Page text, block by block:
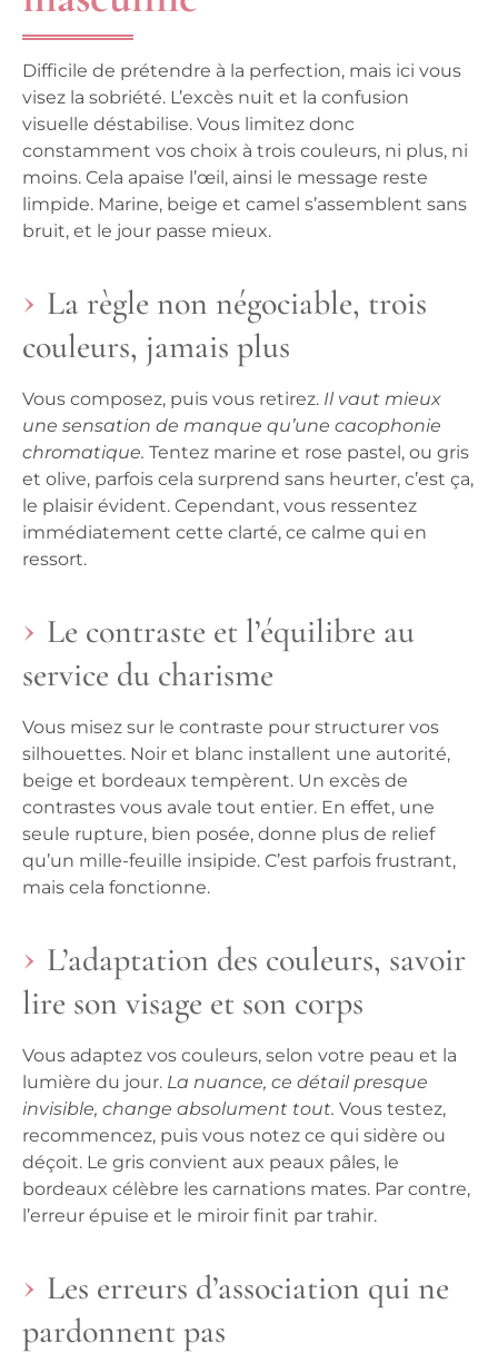
Difficile de prétendre à la perfection, mais ici vous
visez la sobriété. L’excès nuit et la confusion
visuelle déstabilise. Vous limitez donc
constamment vos choix à trois couleurs, ni plus, ni
moins. Cela apaise l’œil, ainsi le message reste
limpide. Marine, beige et camel s’assemblent sans
bruit, et le jour passe mieux.
La règle non négociable, trois
couleurs, jamais plus
Vous composez, puis vous retirez. Il vaut mieux
une sensation de manque qu’une cacophonie
chromatique. Tentez marine et rose pastel, ou gris
et olive, parfois cela surprend sans heurter, c’est ça,
le plaisir évident. Cependant, vous ressentez
immédiatement cette clarté, ce calme qui en
ressort.
Le contraste et l’équilibre au
service du charisme
Vous misez sur le contraste pour structurer vos
silhouettes. Noir et blanc installent une autorité,
beige et bordeaux tempèrent. Un excès de
contrastes vous avale tout entier. En effet, une
seule rupture, bien posée, donne plus de relief
qu’un mille-feuille insipide. C’est parfois frustrant,
mais cela fonctionne.
L’adaptation des couleurs, savoir
lire son visage et son corps
Vous adaptez vos couleurs, selon votre peau et la
lumière du jour. La nuance, ce détail presque
invisible, change absolument tout. Vous testez,
recommencez, puis vous notez ce qui sidère ou
déçoit. Le gris convient aux peaux pâles, le
bordeaux célèbre les carnations mates. Par contre,
l’erreur épuise et le miroir finit par trahir.
Les erreurs d’association qui ne
pardonnent pas